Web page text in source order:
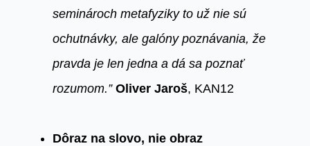
seminároch metafyziky to už nie sú
ochutnávky, ale galóny poznávania, že
pravda je len jedna a dá sa poznať
rozumom.” Oliver Jaroš, KAN12
Dôraz na slovo, nie obraz